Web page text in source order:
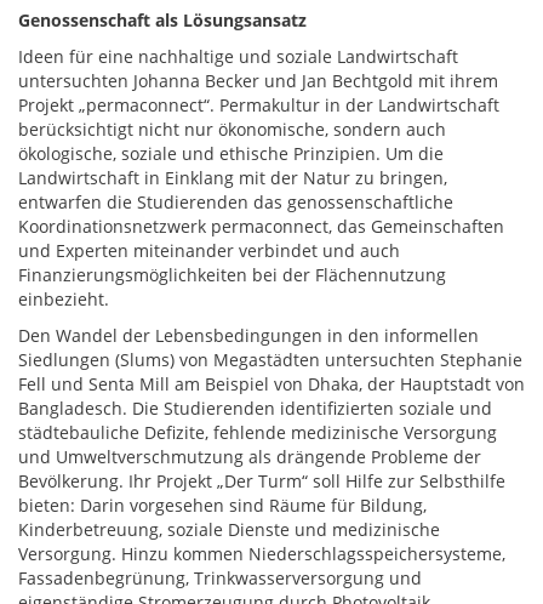
Genossenschaft als Lösungsansatz
Ideen für eine nachhaltige und soziale Landwirtschaft
untersuchten Johanna Becker und Jan Bechtgold mit ihrem
Projekt „permaconnect“. Permakultur in der Landwirtschaft
berücksichtigt nicht nur ökonomische, sondern auch
ökologische, soziale und ethische Prinzipien. Um die
Landwirtschaft in Einklang mit der Natur zu bringen,
entwarfen die Studierenden das genossenschaftliche
Koordinationsnetzwerk permaconnect, das Gemeinschaften
und Experten miteinander verbindet und auch
Finanzierungsmöglichkeiten bei der Flächennutzung
einbezieht.
Den Wandel der Lebensbedingungen in den informellen
Siedlungen (Slums) von Megastädten untersuchten Stephanie
Fell und Senta Mill am Beispiel von Dhaka, der Hauptstadt von
Bangladesch. Die Studierenden identifizierten soziale und
städtebauliche Defizite, fehlende medizinische Versorgung
und Umweltverschmutzung als drängende Probleme der
Bevölkerung. Ihr Projekt „Der Turm“ soll Hilfe zur Selbsthilfe
bieten: Darin vorgesehen sind Räume für Bildung,
Kinderbetreuung, soziale Dienste und medizinische
Versorgung. Hinzu kommen Niederschlagsspeichersysteme,
Fassadenbegrünung, Trinkwasserversorgung und